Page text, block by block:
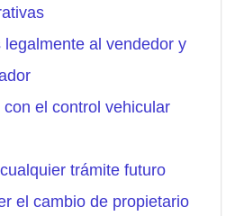
legalmente al vendedor y
con el control vehicular
trámite futuro
el cambio de propietario